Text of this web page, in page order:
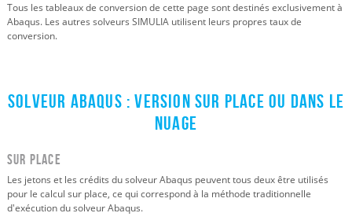
Tous les tableaux de conversion de cette page sont destinés exclusivement à
Abaqus. Les autres solveurs SIMULIA utilisent leurs propres taux de
conversion.
Solveur Abaqus : version sur place ou dans le
nuage
Sur place
Les jetons et les crédits du solveur Abaqus peuvent tous deux être utilisés
pour le calcul sur place, ce qui correspond à la méthode traditionnelle
d'exécution du solveur Abaqus.